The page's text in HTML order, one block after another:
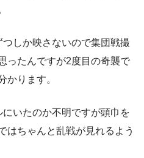
しか映さないので集団戦撮
ったんですが2度目の奇襲で
かります。
いたのか不明ですが頭巾を
はちゃんと乱戦が見れるよう